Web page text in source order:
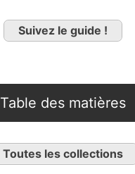
Suivez le guide !
Table des matières
Toutes les collections